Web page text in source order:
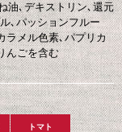
油､デキストリン､還元
､パッションフルー
ラメル色素､パプリカ
んごを含む
トマト